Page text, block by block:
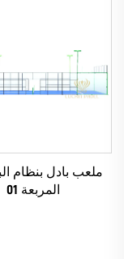
ملعب بادل بنظام
المربعة 01